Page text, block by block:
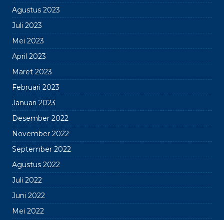
Agustus 2023
Juli 2023
Mei 2023
April 2023
Maret 2023
Februari 2023
Januari 2023
Desember 2022
November 2022
September 2022
Agustus 2022
Juli 2022
Juni 2022
Mei 2022